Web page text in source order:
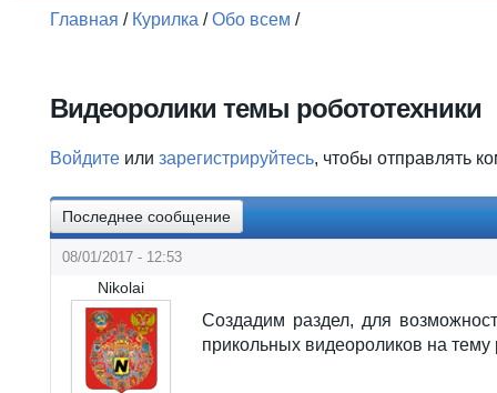
Главная / Курилка /Обо всем /
Видеоролики темы робототехники
Войдите или зарегистрируйтесь, чтобы отправлять
Последнее сообщение
08/01/2017 - 12:53
Nikolai
Создадим раздел, для
прикольных видеороликов на тему